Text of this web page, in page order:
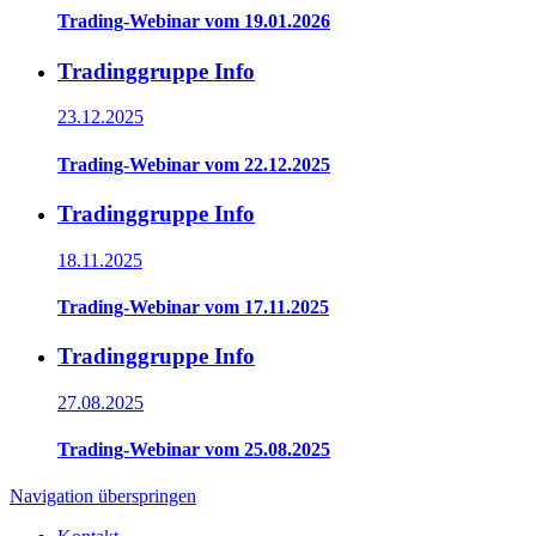
Trading-Webinar vom 19.01.2026
Tradinggruppe Info
23.12.2025
Trading-Webinar vom 22.12.2025
Tradinggruppe Info
18.11.2025
Trading-Webinar vom 17.11.2025
Tradinggruppe Info
27.08.2025
Trading-Webinar vom 25.08.2025
Navigation überspringen